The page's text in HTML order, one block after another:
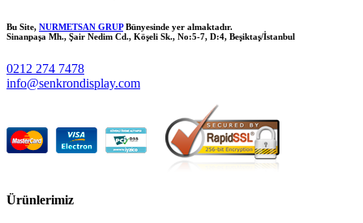
Bu Site, NURMETSAN GRUPBünyesinde yer almaktadır.
Sinanpaşa Mh., Şair Nedim Cd., Köşeli Sk., No:5-7, D:4, Beşiktaş/İstanbul
0212 274 7478
info@senkrondisplay.com
Ürünlerimiz